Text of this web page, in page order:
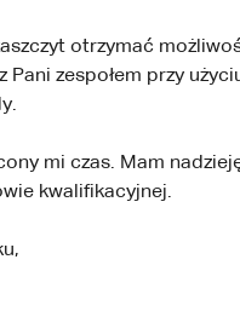
otrzymać
Pani zespołem przy
mi czas. Mam
kwalifikacyjnej.